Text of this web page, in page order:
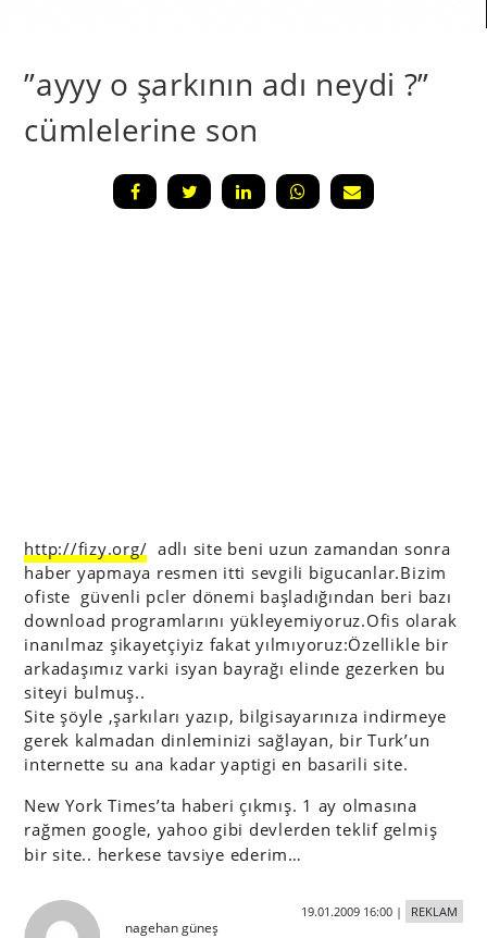
”ayyy o şarkının adı neydi ?”
cümlelerine son
http://fizy.org/ adlı site beni uzun zamandan sonra
haber yapmaya resmen itti sevgili bigucanlar.Bizim
ofiste güvenli pcler dönemi başladığından beri bazı
download programlarını yükleyemiyoruz.Ofis olarak
inanılmaz şikayetçiyiz fakat yılmıyoruz:Özellikle bir
arkadaşımız varki isyan bayrağı elinde gezerken bu
siteyi bulmuş..
Site şöyle ,şarkıları yazıp, bilgisayarınıza indirmeye
gerek kalmadan dinleminizi sağlayan, bir Turk’un
internette su ana kadar yaptigi en basarili site.
New York Times’ta haberi çıkmış. 1 ay olmasına
rağmen google, yahoo gibi devlerden teklif gelmiş
bir site.. herkese tavsiye ederim…
nagehan güneş
19.01.2009 16:00| REKLAM